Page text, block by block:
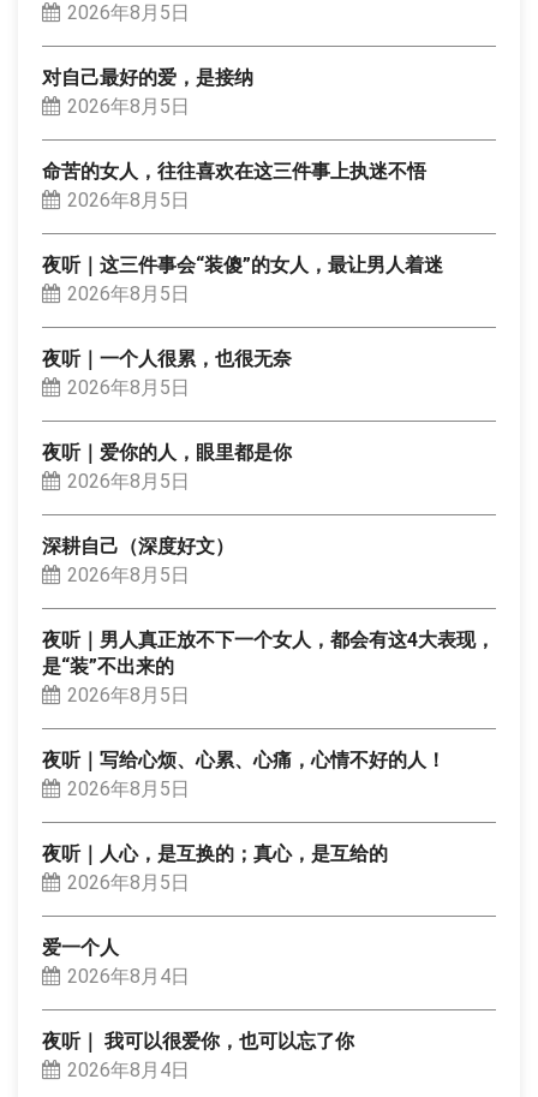
2026年8月5日
对自己最好的爱，是接纳
2026年8月5日
命苦的女人，往往喜欢在这三件事上执迷不悟
2026年8月5日
夜听｜这三件事会“装傻”的女人，最让男人着迷
2026年8月5日
夜听｜一个人很累，也很无奈
2026年8月5日
夜听｜爱你的人，眼里都是你
2026年8月5日
深耕自己（深度好文）
2026年8月5日
夜听｜男人真正放不下一个女人，都会有这4大表现，
是“装”不出来的
2026年8月5日
夜听｜写给心烦、心累、心痛，心情不好的人！
2026年8月5日
夜听｜人心，是互换的；真心，是互给的
2026年8月5日
爱一个人
2026年8月4日
夜听｜ 我可以很爱你，也可以忘了你
2026年8月4日